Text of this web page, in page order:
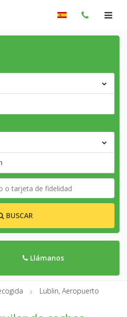
BUSCAR
Llámanos
Lublin, Aeropuerto